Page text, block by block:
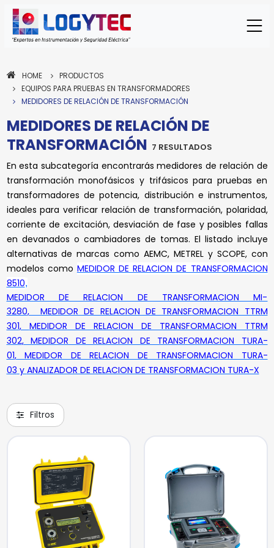
HOME
PRODUCTOS
EQUIPOS PARA PRUEBAS EN TRANSFORMADORES
MEDIDORES DE RELACIÓN DE TRANSFORMACIÓN
MEDIDORES DE RELACIÓN DE
TRANSFORMACIÓN 7 RESULTADOS
En esta subcategoría encontrarás medidores de relación de
transformación monofásicos y trifásicos para pruebas en
transformadores de potencia, distribución e instrumentos,
ideales para verificar relación de transformación, polaridad,
corriente de excitación, desviación de fase y posibles fallas
en devanados o cambiadores de tomas. El listado incluye
alternativas de marcas como AEMC, METREL y SCOPE, con
modelos como MEDIDOR DE RELACION DE TRANSFORMACION
8510,
MEDIDOR DE RELACION DE TRANSFORMACION MI-
3280,MEDIDOR DE RELACION DE TRANSFORMACION TTRM
301, MEDIDOR DE RELACION DE TRANSFORMACION TTRM
302, MEDIDOR DE RELACION DE TRANSFORMACION TURA-
01, MEDIDOR DE RELACION DE TRANSFORMACION TURA-
03 y ANALIZADOR DE RELACION DE TRANSFORMACION TURA-X
Filtros